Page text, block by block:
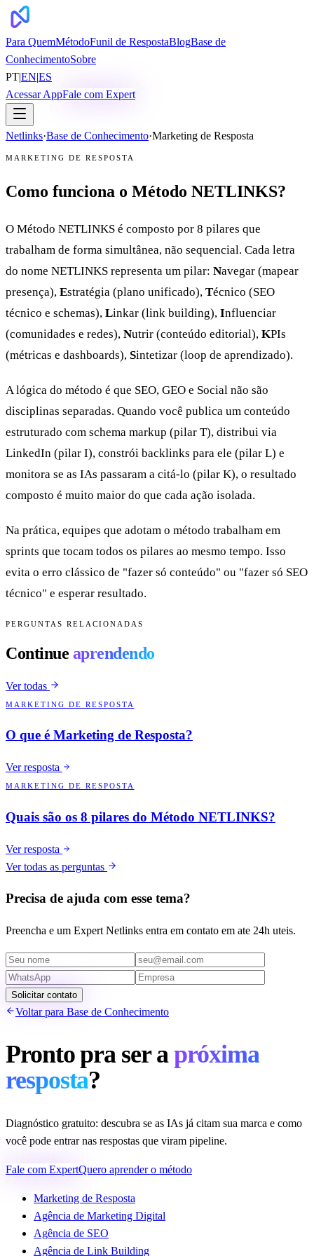
Para QuemMétodoFunil de RespostaBlogBase de
ConhecimentoSobre
PT|EN|ES
Acessar AppFale com Expert
Netlinks·Base de Conhecimento·Marketing de Resposta
MARKETING DE RESPOSTA
Como funciona o Método NETLINKS?
O Método NETLINKS é composto por 8 pilares que
trabalham de forma simultânea, não sequencial. Cada letra
do nome NETLINKS representa um pilar: Navegar (mapear
presença), Estratégia (plano unificado), Técnico (SEO
técnico e schemas), Linkar (link building), Influenciar
(comunidades e redes), Nutrir (conteúdo editorial), KPIs
(métricas e dashboards), Sintetizar (loop de aprendizado).
A lógica do método é que SEO, GEO e Social não são
disciplinas separadas. Quando você publica um conteúdo
estruturado com schema markup (pilar T), distribui via
LinkedIn (pilar I), constrói backlinks para ele (pilar L) e
monitora se as IAs passaram a citá-lo (pilar K), o resultado
composto é muito maior do que cada ação isolada.
Na prática, equipes que adotam o método trabalham em
sprints que tocam todos os pilares ao mesmo tempo. Isso
evita o erro clássico de "fazer só conteúdo" ou "fazer só SEO
técnico" e esperar resultado.
PERGUNTAS RELACIONADAS
Continue aprendendo
Ver todas
MARKETING DE RESPOSTA
O que é Marketing de Resposta?
Ver resposta
MARKETING DE RESPOSTA
Quais são os 8 pilares do Método NETLINKS?
Ver resposta
Ver todas as perguntas
Precisa de ajuda com esse tema?
Preencha e um Expert Netlinks entra em contato em ate 24h uteis.
Solicitar contato
Voltar para Base de Conhecimento
Pronto pra ser a próxima
resposta?
Diagnóstico gratuito: descubra se as IAs já citam sua marca e como
você pode entrar nas respostas que viram pipeline.
Fale com ExpertQuero aprender o método
Marketing de Resposta
Agência de Marketing Digital
Agência de SEO
Agência de Link Building